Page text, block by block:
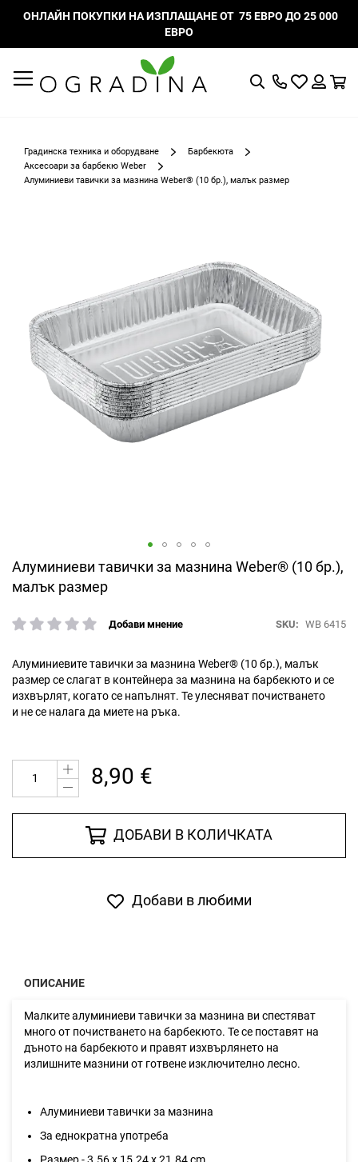
ОНЛАЙН ПОКУПКИ НА ИЗПЛАЩАНЕ ОТ 75 ЕВРО ДО 25 000
ЕВРО
ТърсенеМоят
Градинска техника и оборудване
Барбекюта
Аксесоари за барбекю Weber
Алуминиеви тавички за мазнина Weber® (10 бр.), малък размер
Алуминиеви тавички за мазнина Weber® (10 бр.),
малък размер
рейтинг:
Добави мнение SKU WB 6415
Алуминиевите тавички за мазнина Weber® (10 бр.), малък
размер се слагат в контейнера за мазнина на барбекюто и се
изхвърлят, когато се напълнят. Те улесняват почистването
и не се налага да миете на ръка.
8,90 €
ДОБАВИ В КОЛИЧКАТА
Добави в любими
изображенията
Преминете
началото
галерия
снимки
ОПИСАНИЕ
Малките алуминиеви тавички за мазнина ви спестяват
много от почистването на барбекюто. Те се поставят на
дъното на барбекюто и правят изхвърлянето на
излишните мазнини от готвене изключително лесно.
Алуминиеви тавички за мазнина
За еднократна употреба